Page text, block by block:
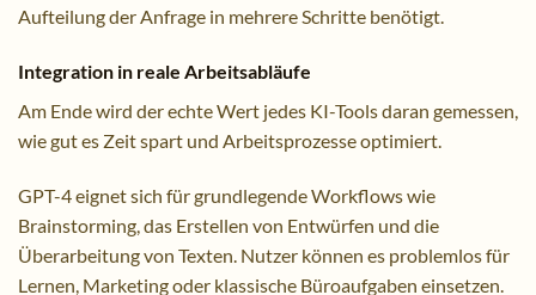
Aufteilung der Anfrage in mehrere Schritte benötigt.
Integration in reale Arbeitsabläufe
Am Ende wird der echte Wert jedes KI-Tools daran gemessen,
wie gut es Zeit spart und Arbeitsprozesse optimiert.
GPT-4 eignet sich für grundlegende Workflows wie
Brainstorming, das Erstellen von Entwürfen und die
Überarbeitung von Texten. Nutzer können es problemlos für
Lernen, Marketing oder klassische Büroaufgaben einsetzen.